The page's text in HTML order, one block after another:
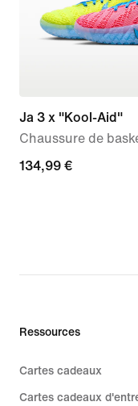
Ja 3 x "Kool-Aid"
Chaussure de
134,99 €
134,99 €
Ressources
Cartes cadeaux
Cartes cadeaux